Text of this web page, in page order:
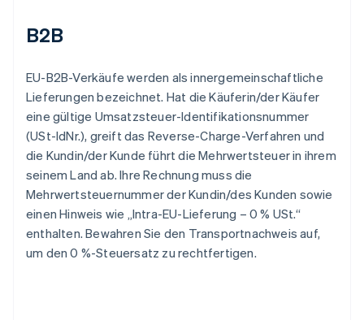
B2B
EU-B2B-Verkäufe werden als innergemeinschaftliche
Lieferungen bezeichnet. Hat die Käuferin/der Käufer
eine gültige Umsatzsteuer-Identifikationsnummer
(USt-IdNr.), greift das Reverse-Charge-Verfahren und
die Kundin/der Kunde führt die Mehrwertsteuer in ihrem
seinem Land ab. Ihre Rechnung muss die
Mehrwertsteuernummer der Kundin/des Kunden sowie
einen Hinweis wie „Intra-EU-Lieferung – 0 % USt.“
enthalten. Bewahren Sie den Transportnachweis auf,
um den 0 %-Steuersatz zu rechtfertigen.